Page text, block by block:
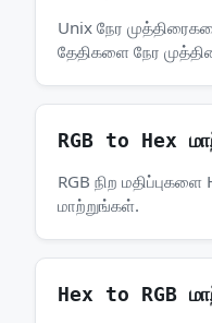
Unix நேர
தேதிகளை நேர
RGB to Hex
RGB நிற மதிப்புகளை
மாற்றுங்கள்.
Hex to RGB